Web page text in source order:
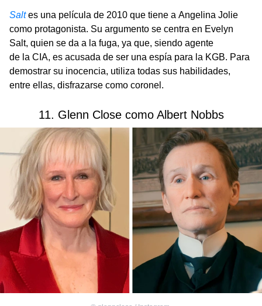
Saltes una película de 2010 que tiene a Angelina Jolie
como protagonista. Su argumento se centra en Evelyn
Salt, quien se da a la fuga, ya que, siendo agente
de la CIA, es acusada de ser una espía para la KGB. Para
demostrar su inocencia, utiliza todas sus habilidades,
entre ellas, disfrazarse como coronel.
11. Glenn Close como Albert Nobbs